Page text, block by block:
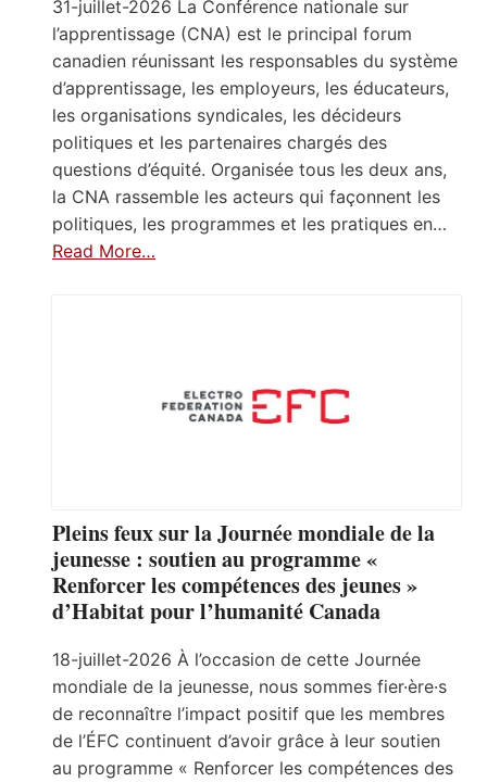
31-juillet-2026 La Conférence nationale sur
l’apprentissage (CNA) est le principal forum
canadien réunissant les responsables du système
d’apprentissage, les employeurs, les éducateurs,
les organisations syndicales, les décideurs
politiques et les partenaires chargés des
questions d’équité. Organisée tous les deux ans,
la CNA rassemble les acteurs qui façonnent les
politiques, les programmes et les pratiques en…
Read More…
Pleins feux sur la Journée mondiale de la
jeunesse : soutien au programme «
Renforcer les compétences des jeunes »
d’Habitat pour l’humanité Canada
18-juillet-2026 À l’occasion de cette Journée
mondiale de la jeunesse, nous sommes fier·ère·s
de reconnaître l’impact positif que les membres
de l’ÉFC continuent d’avoir grâce à leur soutien
au programme « Renforcer les compétences des